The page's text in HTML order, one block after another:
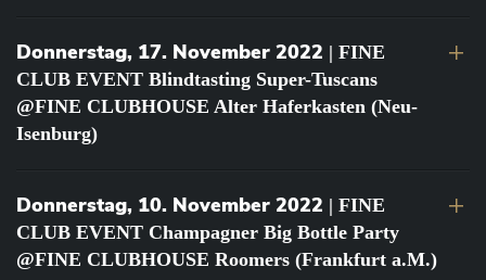
Donnerstag, 17. November 2022 | FINE
CLUB EVENT Blindtasting Super-Tuscans
@FINE CLUBHOUSE Alter Haferkasten (Neu-
Isenburg)
Donnerstag, 10. November 2022 | FINE
CLUB EVENT Champagner Big Bottle Party
@FINE CLUBHOUSE Roomers (Frankfurt a.M.)